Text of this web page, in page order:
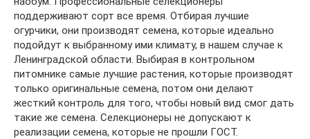
поддерживают сорт все время. Отбирая лучшие
огурчики, они производят семена, которые идеально
подойдут к выбранному ими климату, в нашем случае к
Ленинградской области. Выбирая в контрольном
питомнике самые лучшие растения, которые производят
только оригинальные семена, потом они делают
жесткий контроль для того, чтобы новый вид смог дать
такие же семена. Селекционеры не допускают к
реализации семена, которые не прошли ГОСТ.